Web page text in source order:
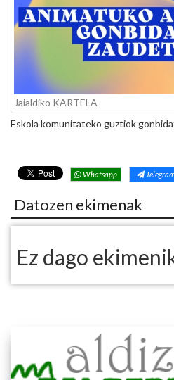
Jaialdiko KARTELA
Eskola komunitateko guztiok
Whatsapp
Datozen ekimenak
Ez dago